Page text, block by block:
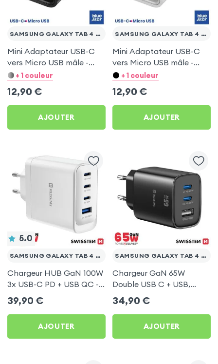
SAMSUNG GALAXY TAB 4 10.1 T530
Mini Adaptateur USB-C
vers Micro USB mâle -
Noir pour Samsung
+ 1 couleur
12,90 €
AJOUTER
SAMSUNG GALAXY TAB 4 10.1 T530
Mini Adaptateur USB-C
vers Micro USB mâle -
Argent pour Samsung
+ 1 couleur
12,90 €
AJOUTER
5.0
SAMSUNG GALAXY TAB 4 10.1 T530
Chargeur HUB GaN 100W
3x USB-C PD + USB QC -
Swissten Core Blanc
39,90 €
AJOUTER
SAMSUNG GALAXY TAB 4 10.1 T530
Chargeur GaN 65W
Double USB C + USB,
Swissten Edge Noir pour
Samsung Galaxy Tab 4
10.1 T530
34,90 €
AJOUTER